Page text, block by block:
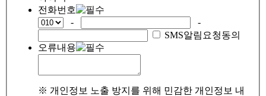
전화번호
-
-
SMS알림요청동의
오류내용
※ 개인정보 노출 방지를 위해 민감한 개인정보 내